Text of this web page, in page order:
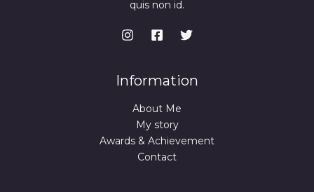
quis non id.
Information
About Me
My story
Awards & Achievement
Contact